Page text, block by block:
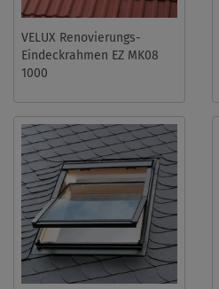
VELUX Renovierungs-
Eindeckrahmen EZ MK08
1000